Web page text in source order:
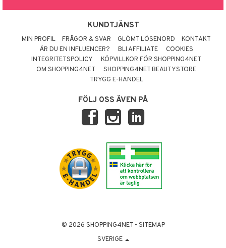
KUNDTJÄNST
MIN PROFIL FRÅGOR & SVAR GLÖMT LÖSENORD
KONTAKT
ÄR DU EN INFLUENCER?
BLI AFFILIATE
COOKIES
INTEGRITETSPOLICY
KÖPVILLKOR FÖR SHOPPING4NET
OM SHOPPING4NET
SHOPPING4NET BEAUTYSTORE
TRYGG E-HANDEL
FÖLJ OSS ÄVEN PÅ
© 2026 SHOPPING4NET • SITEMAP
SVERIGE